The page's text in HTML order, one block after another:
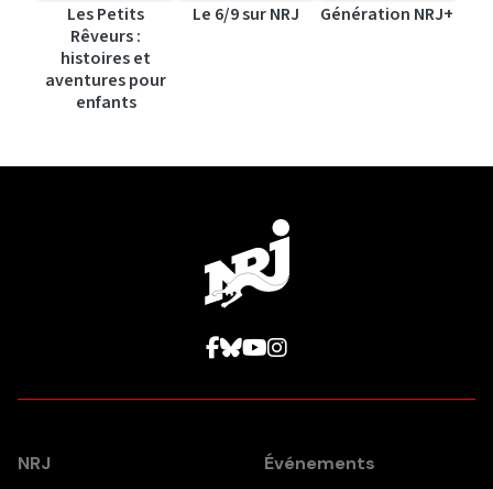
Les Petits
Rêveurs :
histoires et
aventures pour
enfants
Le 6/9 sur NRJ Génération NRJ+
NRJ Événements